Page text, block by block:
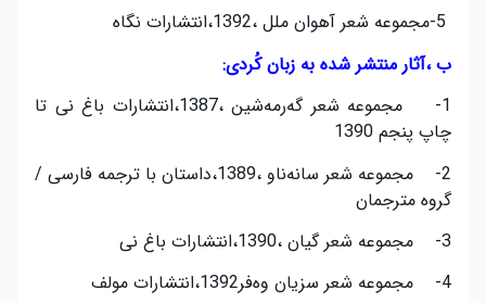
ب ،آثار منتشر شده به زبان کُردی:
1- مجموعه شعر گه‌رمه‌شین ،1387،انتشارات باغ نی تا
چاپ پنجم 1390
2- مجموعه شعر سانه‌ناو ،1389،داستان با ترجمه فارسی /
گروه مترجمان
3- مجموعه شعر گیان ،1390،انتشارات باغ نی
4- مجموعه شعر سزیان وه‌فر1392،انتشارات مولف